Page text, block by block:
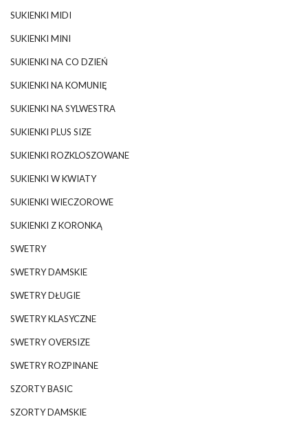
SUKIENKI MIDI
SUKIENKI MINI
SUKIENKI NA CO DZIEŃ
SUKIENKI NA KOMUNIĘ
SUKIENKI NA SYLWESTRA
SUKIENKI PLUS SIZE
SUKIENKI ROZKLOSZOWANE
SUKIENKI W KWIATY
SUKIENKI WIECZOROWE
SUKIENKI Z KORONKĄ
SWETRY
SWETRY DAMSKIE
SWETRY DŁUGIE
SWETRY KLASYCZNE
SWETRY OVERSIZE
SWETRY ROZPINANE
SZORTY BASIC
SZORTY DAMSKIE